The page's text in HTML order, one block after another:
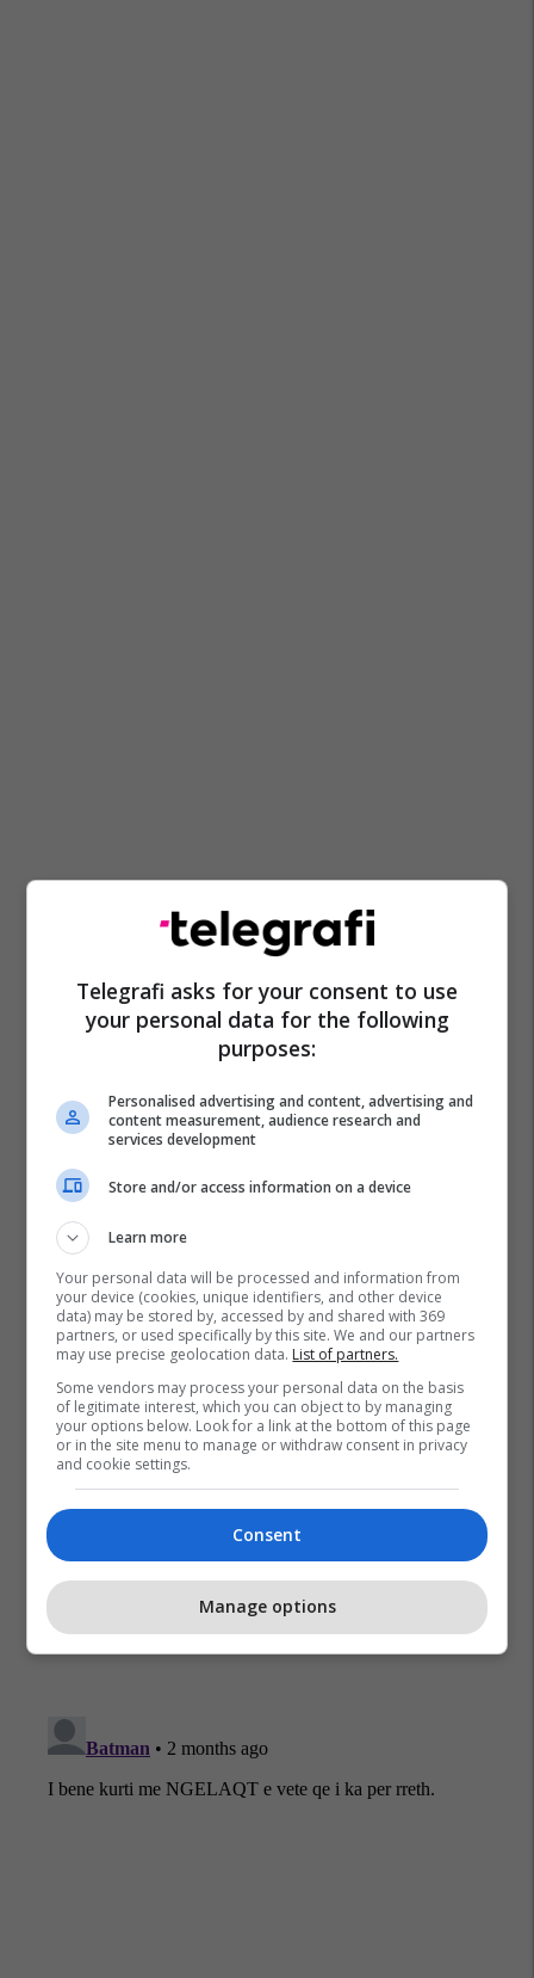
Antonio Costa Bashkimi Evropian Partitë Politike
Telegrafi asks for your consent to use
your personal data for the following
purposes:
Personalised advertising and content, advertising and
content measurement, audience research and
services development
Store and/or access information on a device
Learn more
Your personal data will be processed and information from
your device (cookies, unique identifiers, and other device
data) may be stored by, accessed by and shared with 369
partners, or used specifically by this site. We and our partners
may use precise geolocation data. List of partners.
Some vendors may process your personal data on the basis
of legitimate interest, which you can object to by managing
your options below. Look for a link at the bottom of this page
or in the site menu to manage or withdraw consent in privacy
and cookie settings.
Consent
Manage options